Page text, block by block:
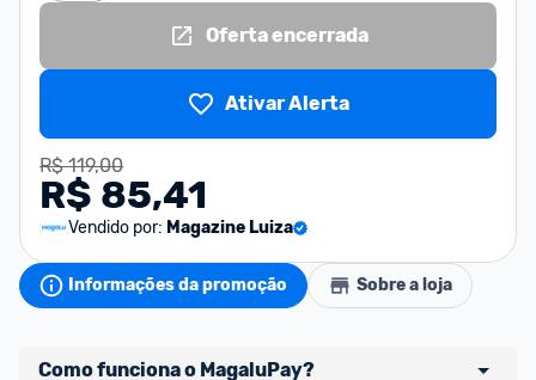
Oferta encerrada
Ativar Alerta
R$ 119,00
R$ 85,41
Vendido por: Magazine Luiza
Informações da promoção Sobre a loja
Como funciona o MagaluPay?